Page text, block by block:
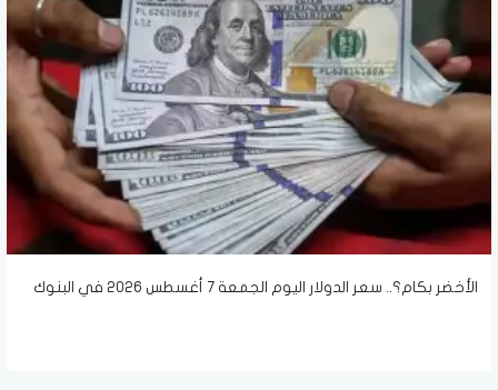
الأخضر بكام؟.. سعر الدولار اليوم الجمعة 7 أغسطس 2026 في البنوك